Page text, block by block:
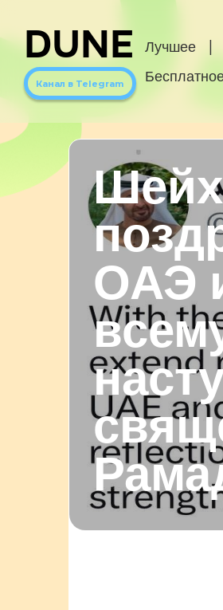
DUNE
Канал в Telegram
Лучшее
ОАЭ